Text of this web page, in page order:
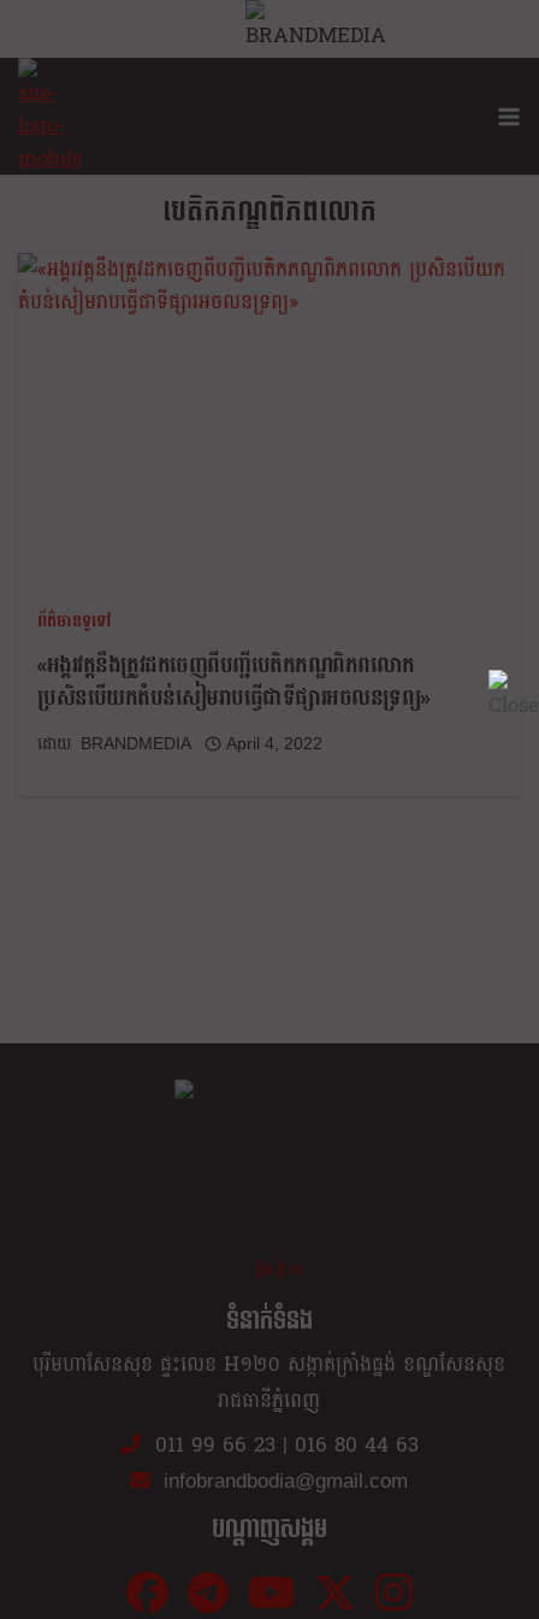
បេតិកភណ្ឌពិភពលោក
ព័ត៌មានទូទៅ
​«អង្គរវត្តនឹងត្រូវដកចេញពីបញ្ជីបេតិកភណ្ឌពិភពលោក
ប្រសិនបើយកតំបន់សៀមរាបធ្វើជាទីផ្សារអចលនទ្រព្យ»
BRANDMEDIA April 4, 2022
ខ្លឹម ខ្លី រហ័ស
ទំនាក់ទំនង
បុរីមហាសែនសុខ ផ្ទះលេខ H១២០ សង្កាត់ក្រាំងធ្នង់ ខណ្ឌសែនសុខ
រាជធានីភ្នំពេញ
011 99 66 23 | 016 80 44 63
infobrandbodia@gmail.com
បណ្ដាញសង្គម